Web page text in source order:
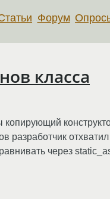
Форум
класса
копирующий
через